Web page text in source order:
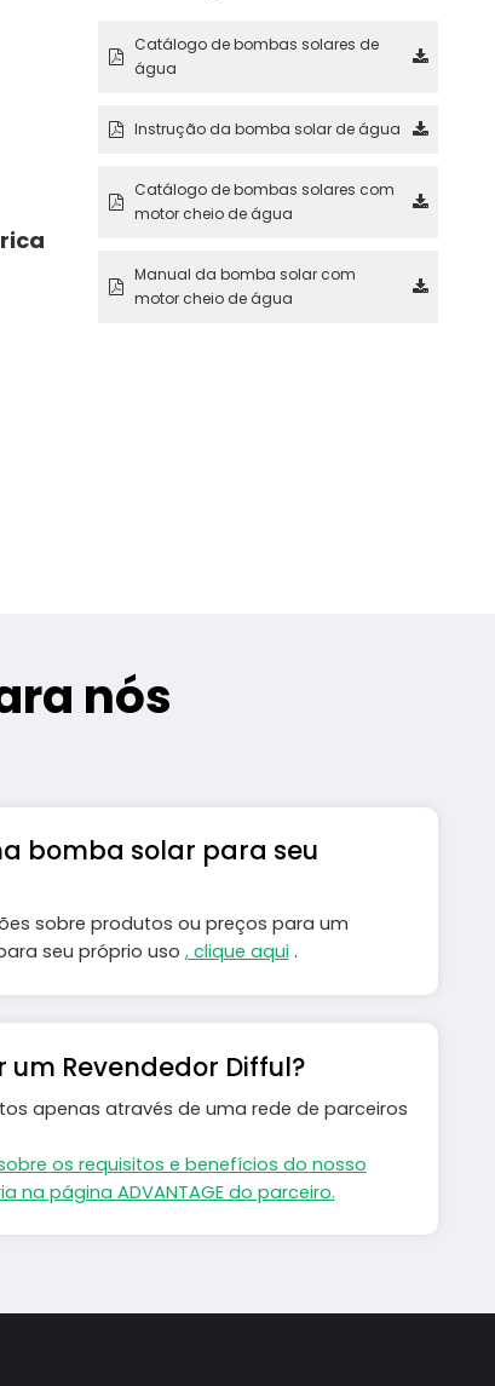
Catálogo de bombas solares de
água
Instrução da bomba solar de água
Catálogo de bombas solares com
motor cheio de água
Manual da bomba solar com
motor cheio de água
nós
bomba solar para seu
sobre produtos ou preços para um
seu próprio uso , clique aqui .
um Revendedor Difful?
apenas através de uma rede de parceiros
os requisitos e benefícios do nosso
na página ADVANTAGE do parceiro.